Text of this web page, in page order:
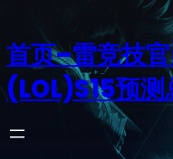
首页–雷竞技
(LOL)S15预